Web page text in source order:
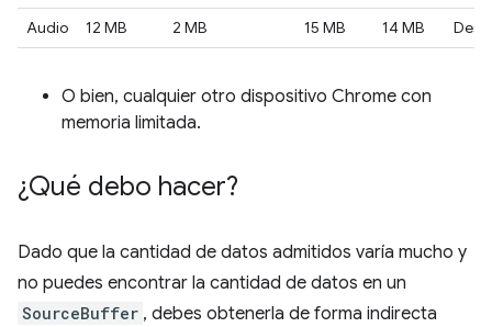
Audio
12 MB 2 MB 15 MB 14 MB
O bien, cualquier otro dispositivo Chrome con
memoria limitada.
¿Qué debo hacer?
Dado que la cantidad de datos admitidos varía mucho y
no puedes encontrar la cantidad de datos en un
SourceBuffer , debes obtenerla de forma indirecta